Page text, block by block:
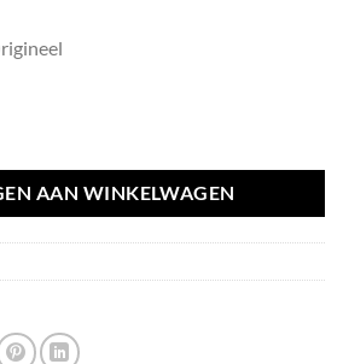
AAN WINKELWAGEN